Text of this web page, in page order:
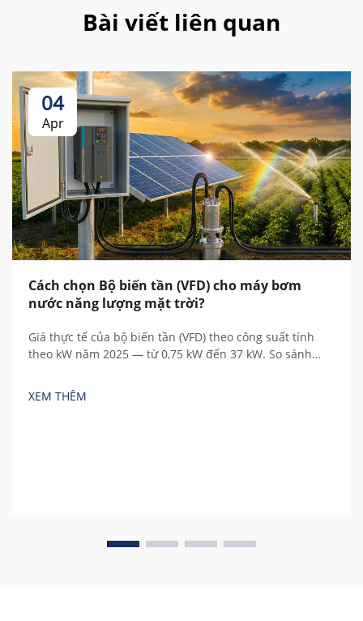
Bài viết liên quan
04
Apr
Cách chọn Bộ biến tần (VFD) cho máy bơm
nước năng lượng mặt trời?
Giá thực tế của bộ biến tần (VFD) theo công suất tính
theo kW năm 2025 — từ 0,75 kW đến 37 kW. So sánh
ẩn và tính toán tổng chi phí sở hữu.
XEM THÊM